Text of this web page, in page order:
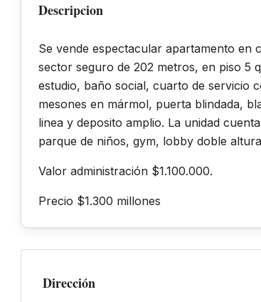
Descripcion
Se vende espectacular apartamento en
sector seguro de 202 metros, en piso 5
estudio, baño social, cuarto de servicio
mesones en mármol, puerta blindada,
linea y deposito amplio. La unidad
parque de niños, gym, lobby doble
Valor administración $1.100.000.
Precio $1.300 millones
Dirección